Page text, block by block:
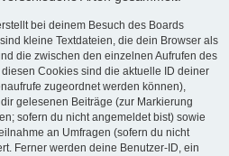
bei deinem Besuch des Boards
kleine Textdateien, die dein Browser als
die zwischen den einzelnen Aufrufen des
Cookies sind die aktuelle ID deiner
zugeordnet werden können),
gelesenen Beiträge (zur Markierung
sofern du nicht angemeldet bist) sowie
an Umfragen (sofern du nicht
Ferner werden deine Benutzer-ID, ein